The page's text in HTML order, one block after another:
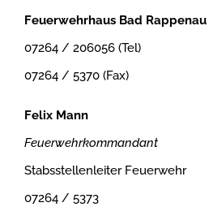
Feuerwehrhaus Bad Rappenau
07264 / 206056 (Tel)
07264 / 5370 (Fax)
Felix Mann
Feuerwehrkommandant
Stabsstellenleiter Feuerwehr
07264 / 5373